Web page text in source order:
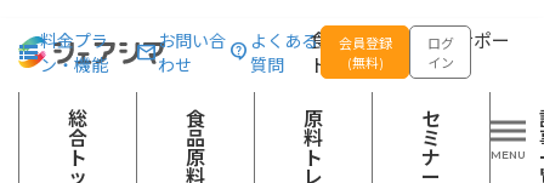
食品の企画開発をサポー
トする
料金プラ
ン・機能
お問い合
わせ
よくある
質問
会員登録
(無料)
ログ
イン
総
合
ト
ッ
食
品
原
料
原
料
ト
レ
セ
ミ
ナ
ー
総合トップ 記事一覧
記事一覧
カテゴリー